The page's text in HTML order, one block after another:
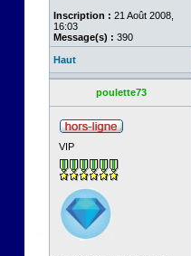
Inscription : 21 Août 2008,
16:03
Message(s) : 390
Haut
poulette73
VIP